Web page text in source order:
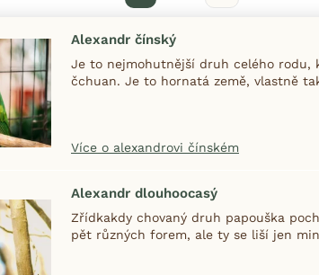
Alexandr čínský
Je to nejmohutnější druh celého rodu,
čchuan. Je to hornatá země, vlastně
Více o alexandrovi čínském
Alexandr dlouhoocasý
Zřídkakdy chovaný druh papouška
pět různých forem, ale ty se liší jen